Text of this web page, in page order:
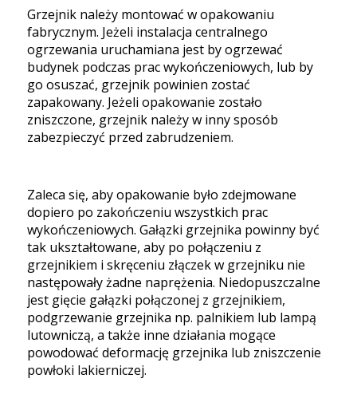
Grzejnik należy montować w opakowaniu
fabrycznym. Jeżeli instalacja centralnego
ogrzewania uruchamiana jest by ogrzewać
budynek podczas prac wykończeniowych, lub by
go osuszać, grzejnik powinien zostać
zapakowany. Jeżeli opakowanie zostało
zniszczone, grzejnik należy w inny sposób
zabezpieczyć przed zabrudzeniem.
Zaleca się, aby opakowanie było zdejmowane
dopiero po zakończeniu wszystkich prac
wykończeniowych. Gałązki grzejnika powinny być
tak ukształtowane, aby po połączeniu z
grzejnikiem i skręceniu złączek w grzejniku nie
następowały żadne naprężenia. Niedopuszczalne
jest gięcie gałązki połączonej z grzejnikiem,
podgrzewanie grzejnika np. palnikiem lub lampą
lutowniczą, a także inne działania mogące
powodować deformację grzejnika lub zniszczenie
powłoki lakierniczej.